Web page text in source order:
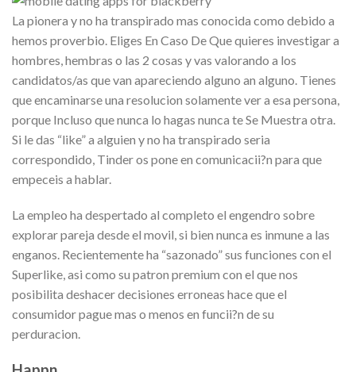
La pionera y no ha transpirado mas conocida como debido a
hemos proverbio. Eliges En Caso De Que quieres investigar a
hombres, hembras o las 2 cosas y vas valorando a los
candidatos/as que van apareciendo alguno an alguno. Tienes
que encaminarse una resolucion solamente ver a esa persona,
porque Incluso que nunca lo hagas nunca te Se Muestra otra.
Si le das “like” a alguien y no ha transpirado seria
correspondido, Tinder os pone en comunicacii?n para que
empeceis a hablar.
La empleo ha despertado al completo el engendro sobre
explorar pareja desde el movil, si bien nunca es inmune a las
enganos. Recientemente ha “sazonado” sus funciones con el
Superlike, asi como su patron premium con el que nos
posibilita deshacer decisiones erroneas hace que el
consumidor pague mas o menos en funcii?n de su
perduracion.